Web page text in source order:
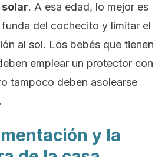
. A esa edad, lo mejor es
del cochecito y limitar el
al sol. Los bebés que tienen
emplear un protector con
tampoco deben asolearse
y la